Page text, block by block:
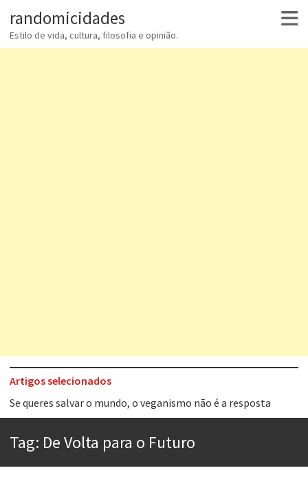
randomicidades
Estilo de vida, cultura, filosofia e opinião.
Artigos selecionados
Tem que filmar isso daí
Aprender a fracassar é o segredo do sucesso
Tag: De Volta para o Futuro